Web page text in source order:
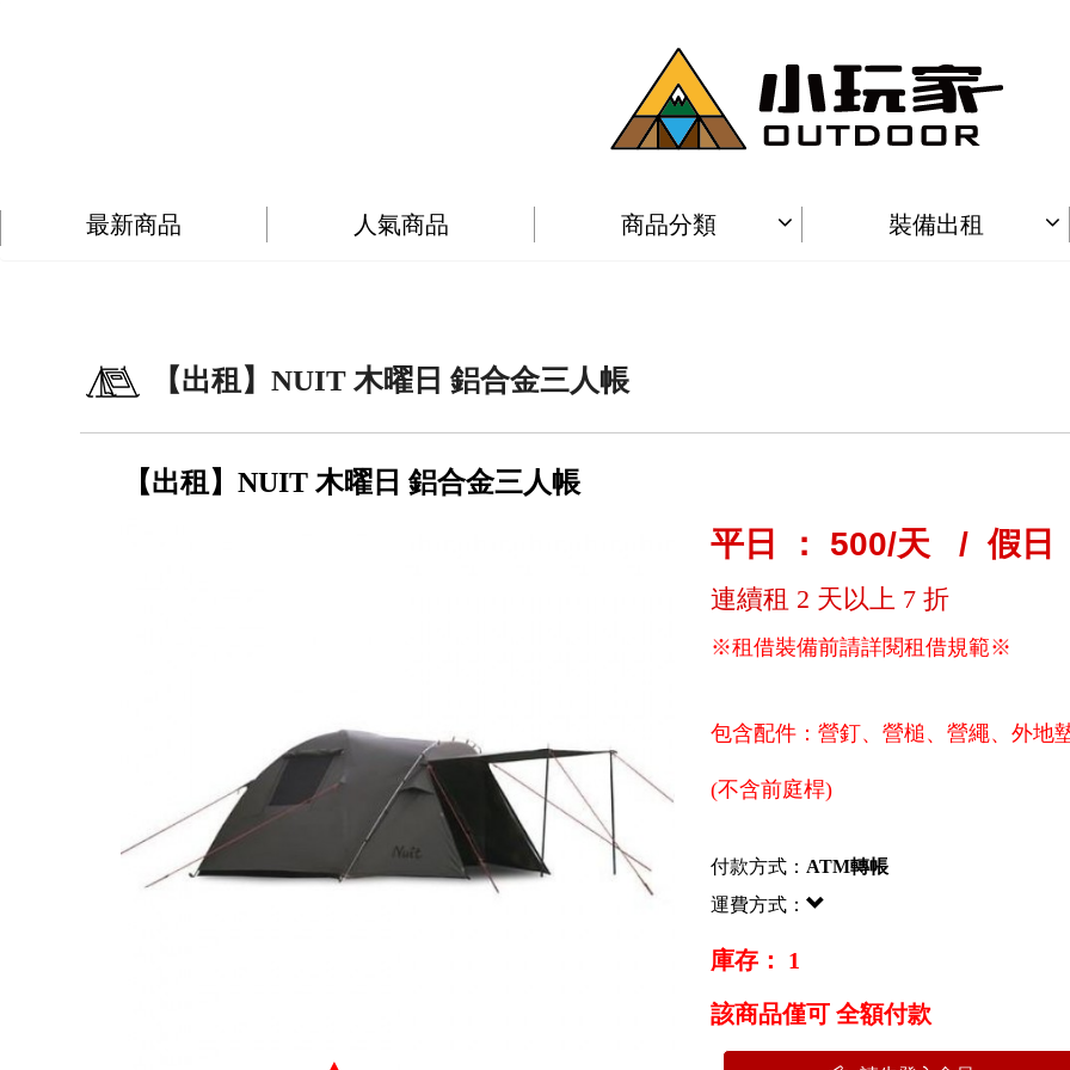
最新商品 人氣商品 商品分類 裝備出租
【出租】NUIT 木曜日 鋁合金三人帳
【出租】NUIT 木曜日 鋁合金三人帳
平日 ： 500/天 / 假日
連續租 2 天以上 7 折
※租借裝備前請詳閱租借規範※
包含配件：營釘、營槌、營繩、外地
(不含前庭桿)
付款方式： ATM轉帳
運費方式：
庫存： 1
該商品僅可 全額付款